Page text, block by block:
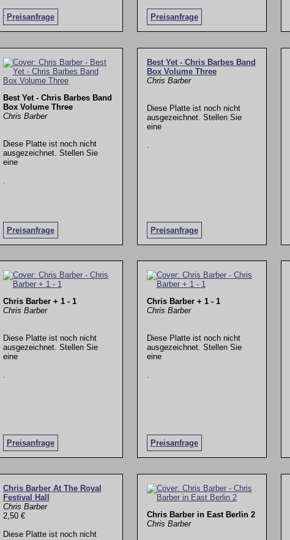
Preisanfrage Preisanfrage
Best Yet - Chris Barbes Band
Box Volume Three
Chris Barber
Diese Platte ist noch nicht
ausgezeichnet. Stellen Sie
eine
Preisanfrage
Best Yet - Chris Barbes Band
Box Volume Three
Chris Barber
Diese Platte ist noch nicht
ausgezeichnet. Stellen Sie
eine
Preisanfrage
Chris Barber + 1 - 1
Chris Barber
Diese Platte ist noch nicht
ausgezeichnet. Stellen Sie
eine
Preisanfrage
.
Chris Barber + 1 - 1
Chris Barber
Diese Platte ist noch nicht
ausgezeichnet. Stellen Sie
eine
Preisanfrage
.
Chris Barber At The Royal
Festival Hall
Chris Barber
2,50 €
Diese Platte ist noch nicht
Chris Barber in East Berlin 2
Chris Barber